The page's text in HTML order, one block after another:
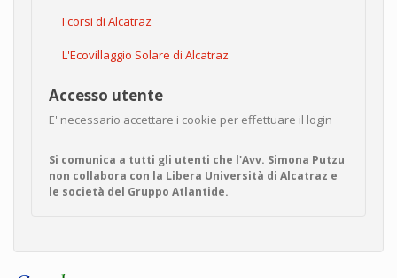
I corsi di Alcatraz
L'Ecovillaggio Solare di Alcatraz
Accesso utente
E' necessario accettare i cookie per effettuare il login
Si comunica a tutti gli utenti che l'Avv. Simona Putzu
non collabora con la Libera Università di Alcatraz e
le società del Gruppo Atlantide.